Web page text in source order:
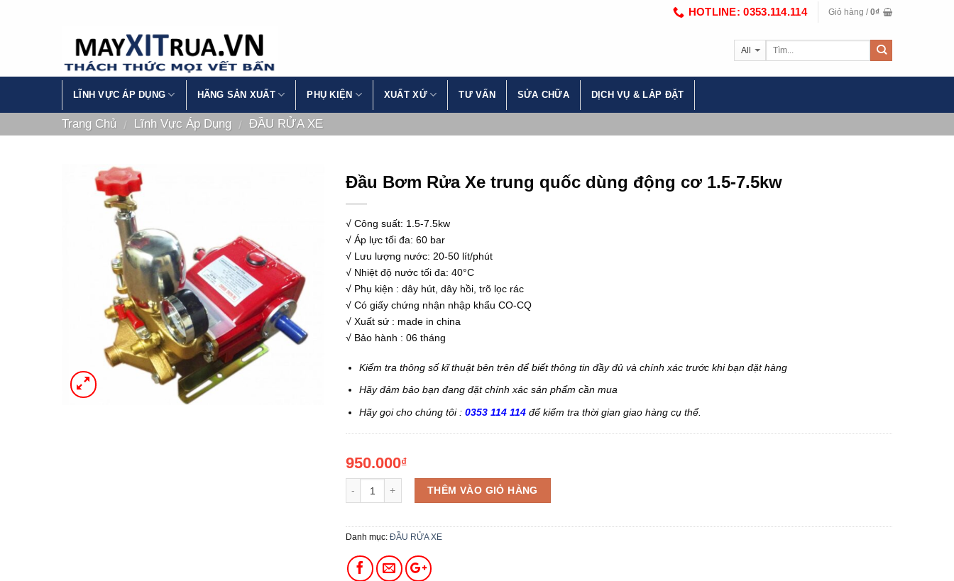
HOTLINE: 0353.114.114 Giỏ hàng /0₫
LĨNH VỰC ÁP DỤNG HÃNG SẢN XUẤT PHỤ KIỆN XUẤT XỨ TƯ VẤN SỬA CHỮA DỊCH VỤ & LẮP ĐẶT
Trang Chủ / Lĩnh Vực Áp Dụng / ĐẦU RỬA XE
Đầu Bơm Rửa Xe trung quốc dùng động cơ 1.5-7.5kw
√ Công suất: 1.5-7.5kw
√ Áp lực tối đa: 60 bar
√ Lưu lượng nước: 20-50 lít/phút
√ Nhiệt độ nước tối đa: 40°C
√ Phụ kiện : dây hút, dây hồi, trõ lọc rác
√ Có giấy chứng nhận nhập khẩu CO-CQ
√ Xuất sứ : made in china
√ Bảo hành : 06 tháng
Kiểm tra thông số kĩ thuật bên trên để biết thông tin đầy đủ và chính xác trước khi bạn đặt hàng
Hãy đảm bảo bạn đang đặt chính xác sản phẩm cần mua
Hãy gọi cho chúng tôi : 0353 114 114để kiểm tra thời gian giao hàng cụ thể.
950.000₫
THÊM VÀO GIỎ HÀNG
Danh mục: ĐẦU RỬA XE